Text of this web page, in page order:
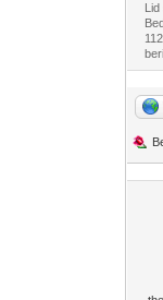
Lid